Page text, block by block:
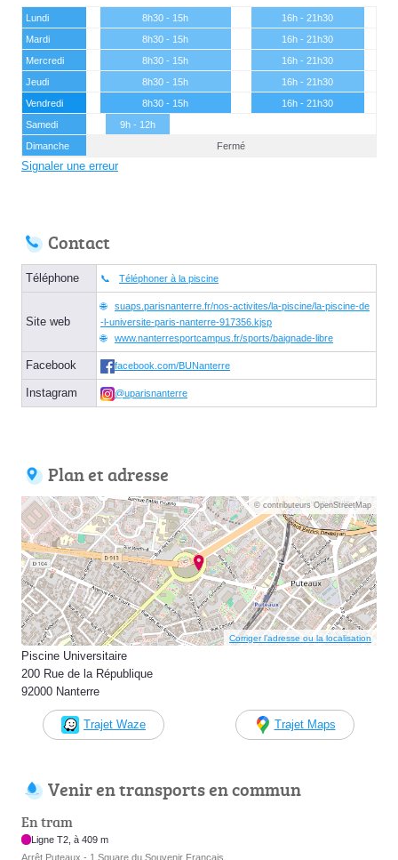
Lundi 8h30 - 15h
16h - 21h30
Mardi
8h30 - 15h
16h - 21h30
Mercredi
8h30 - 15h
16h - 21h30
Jeudi
8h30 - 15h
16h - 21h30
Vendredi
8h30 - 15h
16h - 21h30
Samedi
9h - 12h
Dimanche
Fermé
Signaler une erreur
Contact
Téléphone Téléphoner à la piscine
Site web
suaps.parisnanterre.fr/nos-activites/la-piscine/la-piscine-de
-l-universite-paris-nanterre-917356.kjsp
www.nanterresportcampus.fr/sports/baignade-libre
Facebook facebook.com/BUNanterre
Instagram @uparisnanterre
Plan et adresse
© contributeurs OpenStreetMap
Corriger l’adresse ou la localisation
Piscine Universitaire
200 Rue de la République
92000 Nanterre
Trajet Waze Trajet Maps
Venir en transports en commun
En tram
Ligne T2, à 409 m
Arrêt Puteaux - 1 Square du Souvenir Francais